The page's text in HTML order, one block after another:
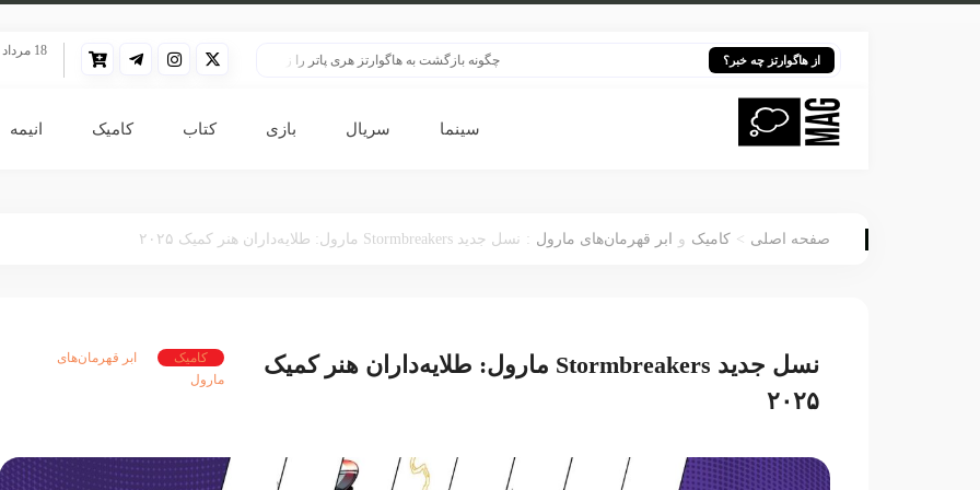
از هاگوارتز چه خبر؟ چگونه بازگشت به هاگوارتز هری پاتر را زنده نگه داشت؟ هری پاتر در قلب بزرگ‌ترین پرونده
18 مرداد 1405
سینما سریال بازی کتاب کامیک انیمه
صفحه اصلی > کامیک و ابر قهرمان‌های مارول : نسل جدید Stormbreakers مارول: طلایه‌داران هنر کمیک ۲۰۲۵
نسل جدید Stormbreakers مارول: طلایه‌داران هنر کمیک
۲۰۲۵
کامیک
ابر قهرمان‌های
مارول